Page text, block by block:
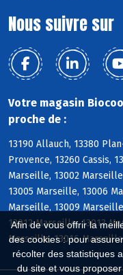
Afin de vous offrir la
des cookies : pour
récolter des statistiques
du site et vous
Nous suivre sur
Votre magasin
proche de :
13190 Allauch, 13380
Provence, 13260 Cassis,
Marseille, 13002
13005 Marseille, 13006
Marseille, 13009
13012 Marseille, 13013
Marseille, 13016 Marseille